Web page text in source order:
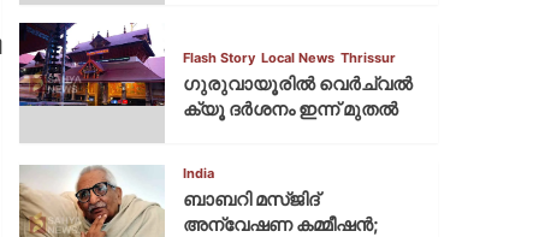
Flash Story Local News Thrissur
ഗുരുവായൂരില്‍ വെര്‍ച്വല്‍
ക്യൂ ദര്‍ശനം ഇന്ന് മുതല്‍
India
ബാബറി മസ്ജിദ്
അന്വേഷണ കമ്മീഷന്‍;